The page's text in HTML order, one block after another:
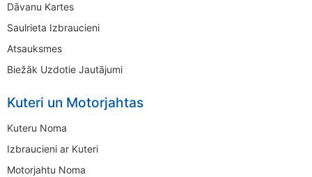
Dāvanu Kartes
Saulrieta Izbraucieni
Atsauksmes
Biežāk Uzdotie Jautājumi
Kuteri un Motorjahtas
Kuteru Noma
Izbraucieni ar Kuteri
Motorjahtu Noma